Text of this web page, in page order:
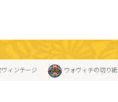
ィンテージ ウォヴィチの切り紙